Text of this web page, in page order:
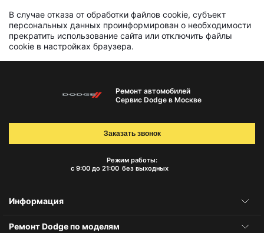
В случае отказа от обработки файлов cookie, субъект
персональных данных проинформирован о необходимости
прекратить использование сайта или отключить файлы
cookie в настройках браузера.
Ремонт автомобилей
Сервис Dodge в Москве
Режим работы:
с 9:00 до 21:00 без выходных
Заказать звонок
Информация
Ремонт Dodge по моделям